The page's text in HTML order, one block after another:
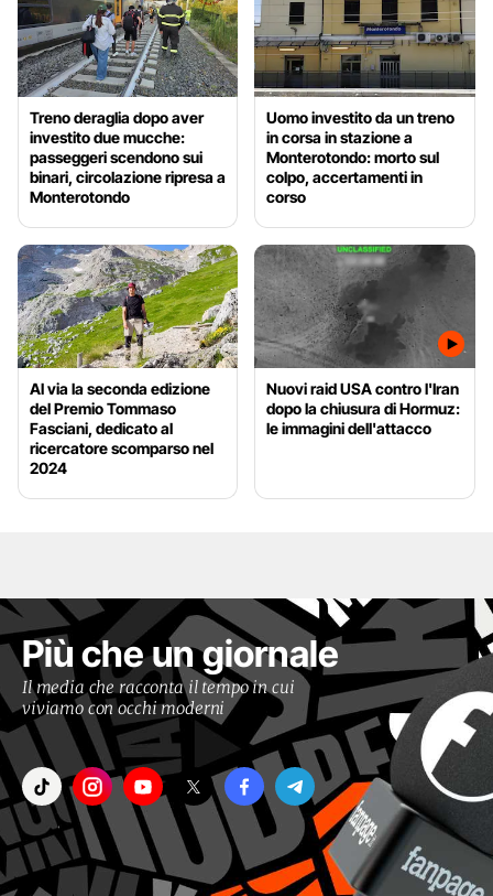
Treno deraglia dopo aver
investito due mucche:
passeggeri scendono sui
binari, circolazione ripresa a
Monterotondo
Uomo investito da un treno
in corsa in stazione a
Monterotondo: morto sul
colpo, accertamenti in
corso
Al via la seconda edizione
del Premio Tommaso
Fasciani, dedicato al
ricercatore scomparso nel
2024
Nuovi raid USA contro l'Iran
dopo la chiusura di Hormuz:
le immagini dell'attacco
Più che un giornale
Il media che racconta il tempo in cui
viviamo con occhi moderni